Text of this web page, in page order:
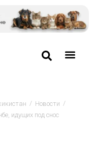
/ Новости /
идущих под снос